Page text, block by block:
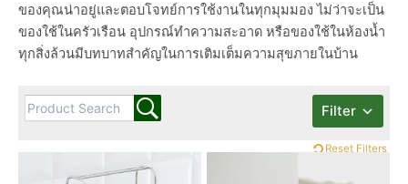
ของคุณน่าอยู่และตอบโจทย์การใช้งานในทุกมุมมอง ไม่ว่าจะเป็น
ของใช้ในครัวเรือน อุปกรณ์ทำความสะอาด หรือของใช้ในห้องน้ำ
ทุกสิ่งล้วนมีบทบาทสำคัญในการเติมเต็มความสุขภายในบ้าน
Filter
Reset Filters